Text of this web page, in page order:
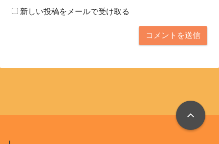
新しい投稿をメールで受け取る